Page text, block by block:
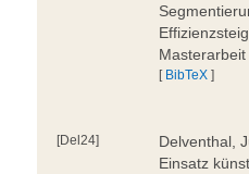
[ BibTeX ]
[Del24]
Delventhal,
Einsatz